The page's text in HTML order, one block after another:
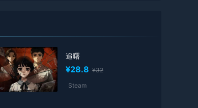
追曙
¥28.8 ¥32
Steam